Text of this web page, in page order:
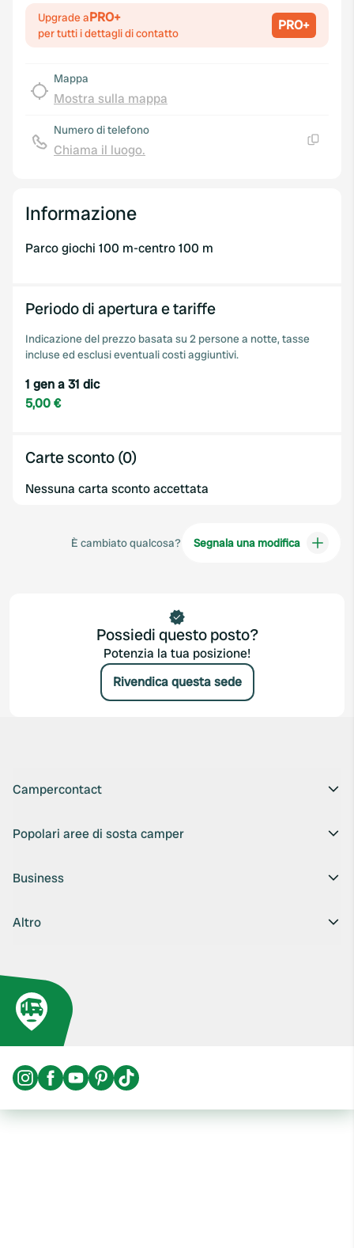
Upgrade aPRO+
per tutti i dettagli di contatto PRO+
Mappa
Mostra sulla mappa
Numero di telefono
Chiama il luogo.
Informazione
Parco giochi 100 m-centro 100 m
Periodo di apertura e tariffe
Indicazione del prezzo basata su 2 persone a notte, tasse
incluse ed esclusi eventuali costi aggiuntivi.
1 gen a 31 dic
5,00 €
Carte sconto (0)
Nessuna carta sconto accettata
È cambiato qualcosa? Segnala una modifica
Possiedi questo posto?
Potenzia la tua posizione!
Rivendica questa sede
Campercontact
Popolari aree di sosta camper
Business
Altro